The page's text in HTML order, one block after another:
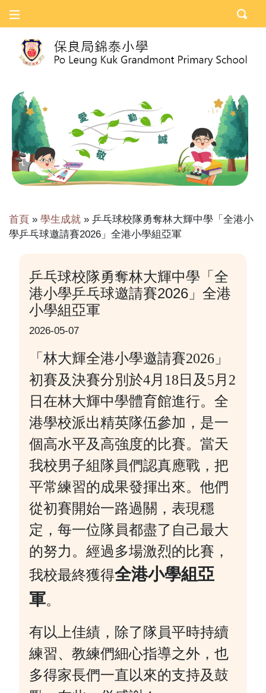
首頁 » 學生成就 » 乒乓球校隊勇奪林大輝中學「全港小
學乒乓球邀請賽2026」全港小學組亞軍
乒乓球校隊勇奪林大輝中學「全
港小學乒乓球邀請賽2026」全港
小學組亞軍
2026-05-07
「林大輝全港小學邀請賽2026」
初賽及決賽分別於4月18日及5月2
日在林大輝中學體育館進行。全
港學校派出精英隊伍參加，是一
個高水平及高強度的比賽。當天
我校男子組隊員們認真應戰，把
平常練習的成果發揮出來。 他們
從初賽開始一路過關，表現穩
定，每一位隊員都盡了自己最大
的努力。經過多場激烈的比賽，
我校最終獲得全港小學組亞
軍。
有以上佳績，除了隊員平時持續
練習、教練們細心指導之外，也
多得家長們一直以來的支持及鼓